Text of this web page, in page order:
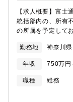
【求人概要】富士
統括部内の、所有
の所属を予定して
用管理までを担い
産（国内：約30
用管理・品質、財
タの定義/蓄積/ダ
の立案、実行・フ
勤務地 神奈川県
年収 750万円
職種
総務